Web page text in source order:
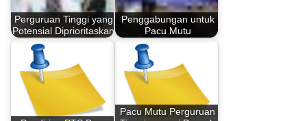
Perguruan Tinggi yang
Potensial Diprioritaskan
Penggabungan untuk
Pacu Mutu
Pacu Mutu Perguruan